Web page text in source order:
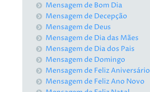
Mensagem de Bom Dia
Mensagem de Decepção
Mensagem de Deus
Mensagem de Dia das Mães
Mensagem de Dia dos Pais
Mensagem de Domingo
Mensagem de Feliz Aniversário
Mensagem de Feliz Ano Novo